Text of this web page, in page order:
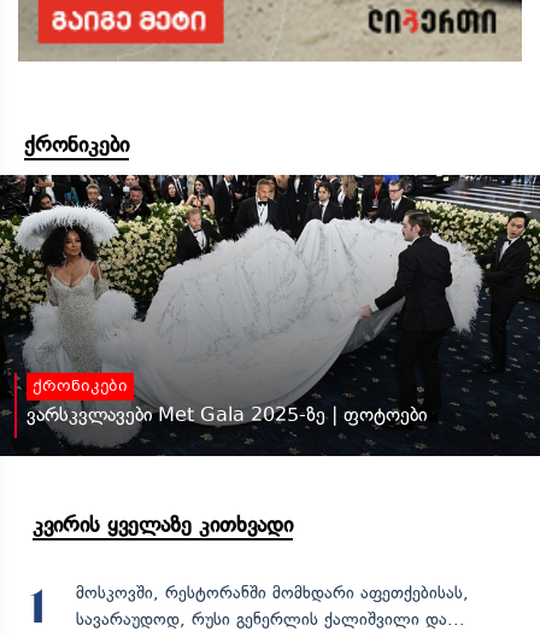
ქრონიკები
ქრონიკები
ვარსკვლავები Met Gala 2025-ზე | ფოტოები
კვირის ყველაზე კითხვადი
1
მოსკოვში, რესტორანში მომხდარი აფეთქებისას,
სავარაუდოდ, რუსი გენერლის ქალიშვილი და...